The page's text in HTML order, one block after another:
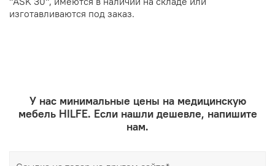
изготавливаются под заказ.
У нас минимальные цены на медицинскую
мебель HILFE. Если нашли дешевле, напишите
нам.